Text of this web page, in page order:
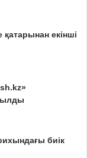
екінші
биік